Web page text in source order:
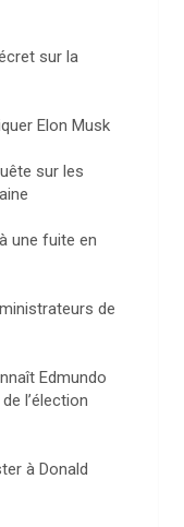
sur la
Elon Musk
sur les
une fuite en
de
Edmundo
l’élection
à Donald